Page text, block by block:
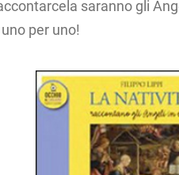
saranno gli
per uno!